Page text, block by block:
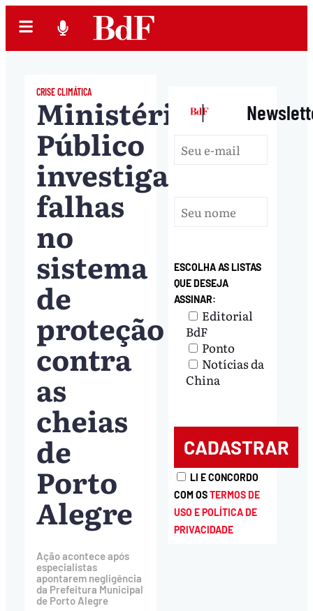
CRISE CLIMÁTICA
Ministério
Público
investigará
falhas
no
sistema
de
proteção
contra
as
cheias
de
Porto
Alegre
Ação acontece após
especialistas
apontarem negligência
da Prefeitura Municipal
de Porto Alegre
|
ESCOLHA AS LISTAS
QUE DESEJA
ASSINAR:
Editorial
BdF
Ponto
Notícias da
China
LI E CONCORDO
COM OSTERMOS DE
USO E POLÍTICA DE
PRIVACIDADE